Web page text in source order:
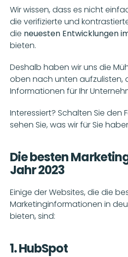
Wir wissen, dass es nicht
die verifizierte und
die
bieten.
Deshalb haben wir uns die
oben nach unten aufzulisten,
Informationen für Ihr
Interessiert? Schalten Sie den
sehen Sie, was wir für Sie
Die besten
Jahr 2023
Einige der Websites, die die
Marketinginformationen in
bieten, sind:
1. HubSpot